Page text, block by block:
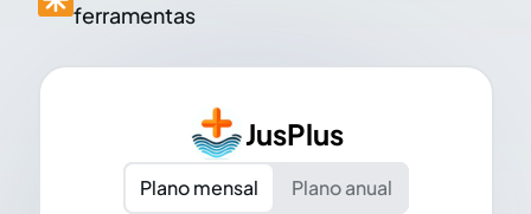
ferramentas
JusPlus
Plano mensal
Plano anual